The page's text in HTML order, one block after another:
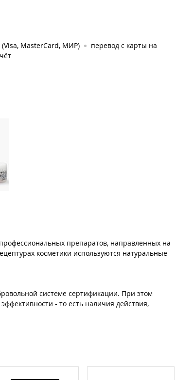
(Visa, MasterCard, МИР)
перевод с карты на
препаратов, направленных на
косметики используются натуральные
системе сертификации. При этом
- то есть наличия действия,